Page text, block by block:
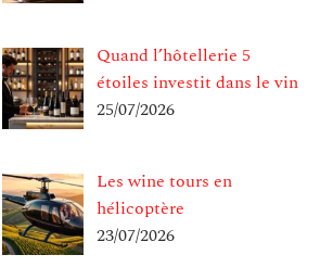
Quand l’hôtellerie 5
étoiles investit dans le vin
25/07/2026
Les wine tours en
hélicoptère
23/07/2026